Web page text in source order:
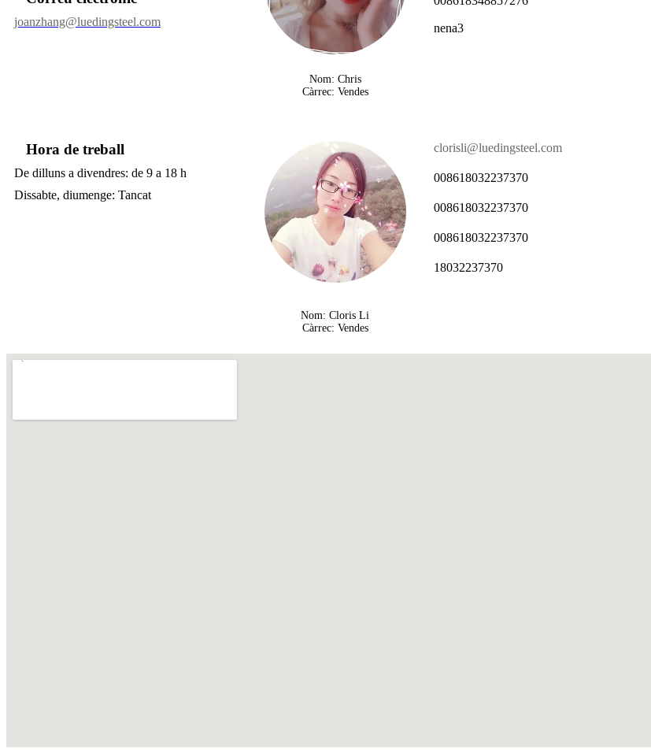
joanzhang@luedingsteel.com
Nom: Chris
Càrrec: Vendes
nena3
Hora de treball
De dilluns a divendres: de 9 a 18 h
Dissabte, diumenge: Tancat
Nom: Cloris Li
Càrrec: Vendes
clorisli@luedingsteel.com
008618032237370
008618032237370
008618032237370
18032237370